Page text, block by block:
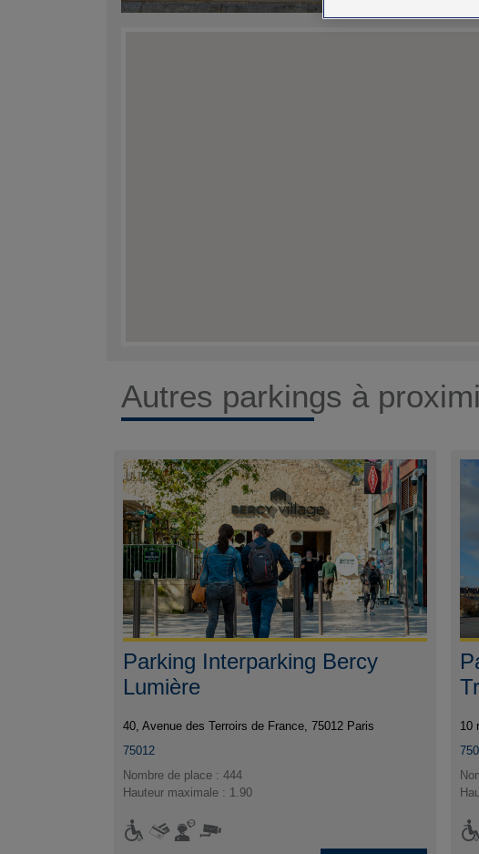
Autres parkings à
Parking Interparking Bercy
Lumière
40, Avenue des Terroirs de France, 75012 Paris
75012
Nombre de place : 444
Hauteur maximale : 1.90
10